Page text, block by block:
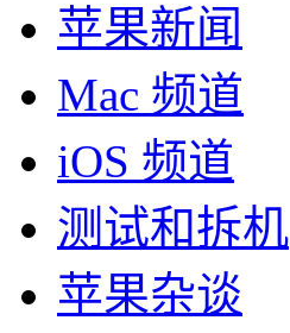
苹果新闻
Mac 频道
iOS 频道
测试和拆机
苹果杂谈